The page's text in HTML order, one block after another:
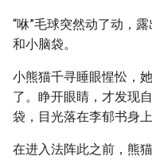
“咻”毛球突然动了动，
和小脑袋。
小熊猫千寻睡眼惺忪，
了。睁开眼睛，才发现
袋，目光落在李郁书身上
在进入法阵此之前，熊